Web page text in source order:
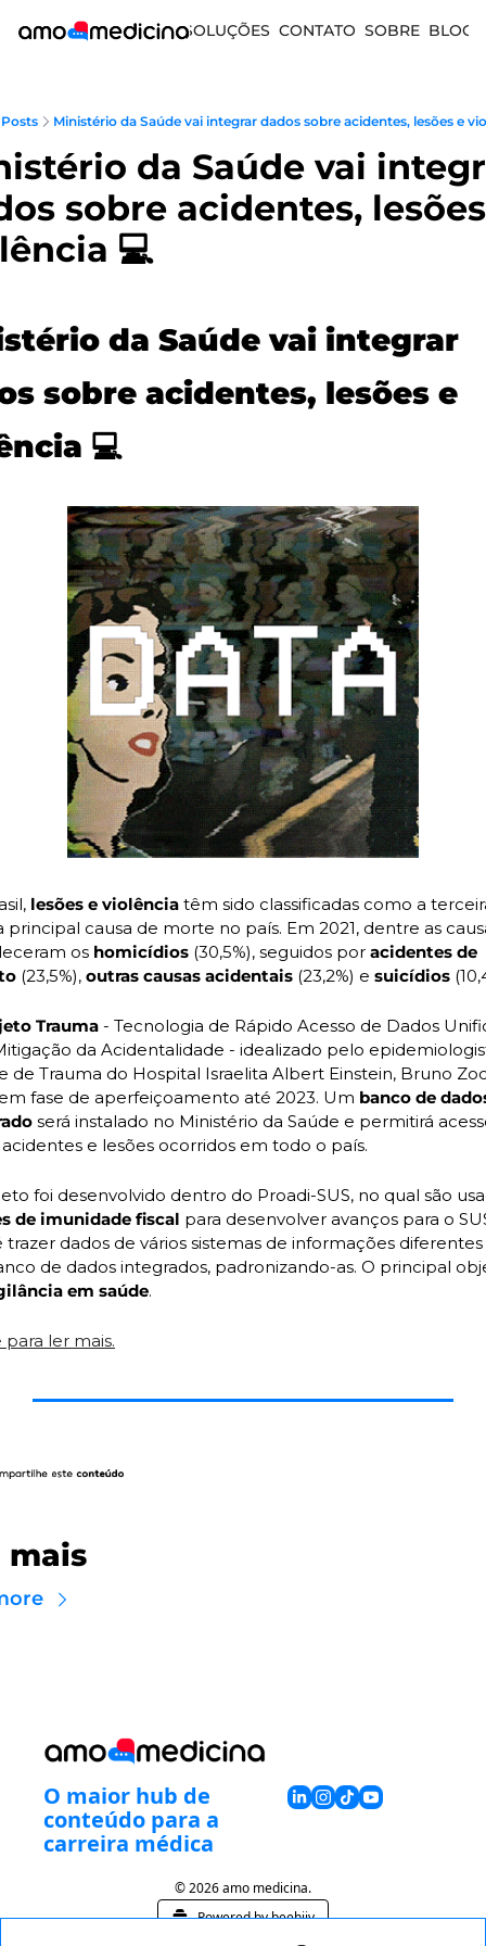
SOLUÇÕES CONTATO SOBRE BLOG
Posts Ministério da Saúde vai integrar dados sobre acidentes, lesões e
da Saúde vai
sobre acidentes,
💻️
da Saúde vai integrar
sobre acidentes, lesões e
💻
lesões e violência têm sido classificadas como a
principal causa de morte no país. Em 2021, dentre as
os homicídios (30,5%), seguidos por acidentes de
(23,5%), outras causas acidentais (23,2%) e suicídios
Trauma - Tecnologia de Rápido Acesso de Dados
da Acidentalidade - idealizado pelo
de Trauma do Hospital Israelita Albert Einstein, Bruno
fase de aperfeiçoamento até 2023. Um banco de
será instalado no Ministério da Saúde e permitirá
e lesões ocorridos em todo o país.
de imunidade fiscal para desenvolver avanços para o
trazer dados de vários sistemas de informações
de dados integrados, padronizando-as. O principal
em saúde.
para ler mais.
mais
O maior hub de
conteúdo para a
carreira médica
© 2026 amo medicina.
Powered by beehiiv